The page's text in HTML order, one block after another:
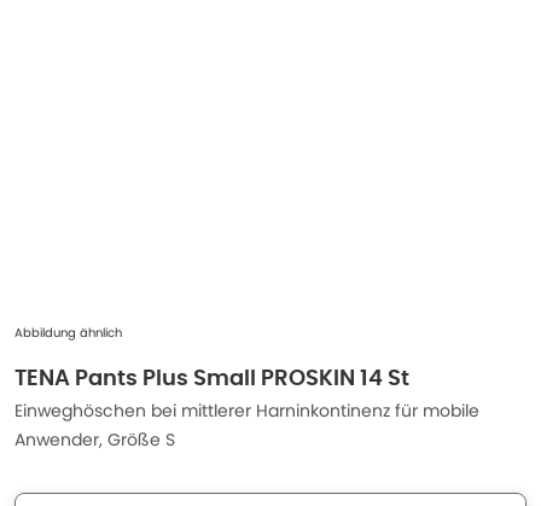
Abbildung ähnlich
TENA Pants Plus Small PROSKIN 14 St
Einweghöschen bei mittlerer Harninkontinenz für mobile
Anwender, Größe S